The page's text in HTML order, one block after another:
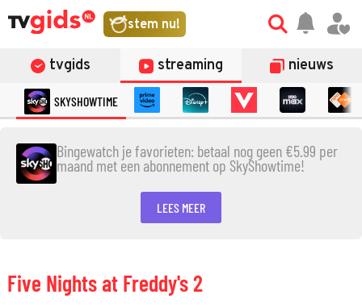
stem nu!
tvgids streaming nieuws
SKYSHOWTIME
Bingewatch je favorieten: betaal nog geen €5.99 per
maand met een abonnement op SkyShowtime!
LEES MEER
Five Nights at Freddy's 2